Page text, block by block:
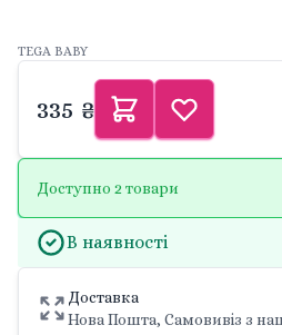
TEGA BABY
335 ₴
Доступно 2 товари
В наявності
Доставка
Нова Пошта, Самовивіз з